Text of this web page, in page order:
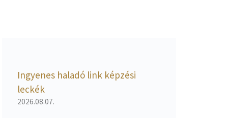
Ingyenes haladó link képzési
leckék
2026.08.07.